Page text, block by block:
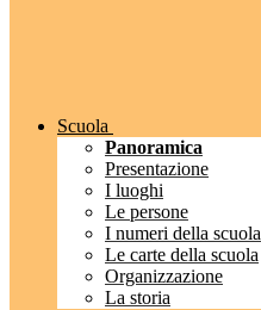
Scuola
Panoramica
Presentazione
I luoghi
Le persone
I numeri della scuola
Le carte della scuola
Organizzazione
La storia